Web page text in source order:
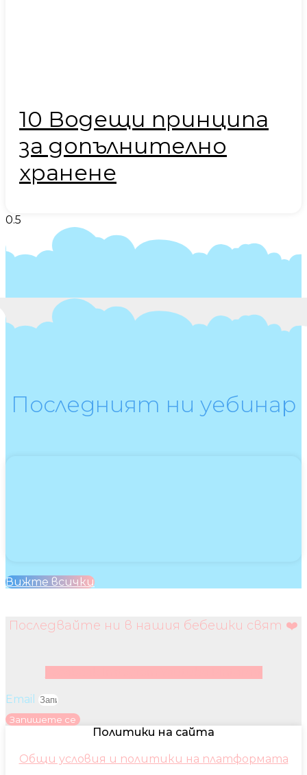
10 Водещи принципа
за допълнително
хранене
Последният ни уебинар
Вижте всички
Последвайте ни в нашия бебешки свят ❤️
Email
Запишете се
Политики на сайта
Общи условия и политики на платформата